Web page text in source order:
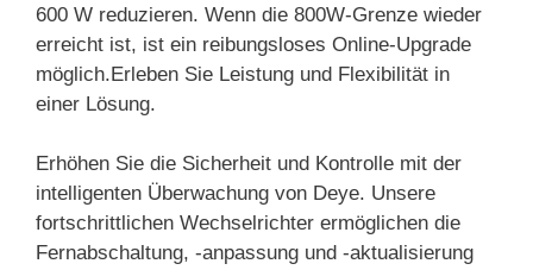
600 W reduzieren. Wenn die 800W-Grenze wieder
erreicht ist, ist ein reibungsloses Online-Upgrade
möglich.Erleben Sie Leistung und Flexibilität in
einer Lösung.
Erhöhen Sie die Sicherheit und Kontrolle mit der
intelligenten Überwachung von Deye. Unsere
fortschrittlichen Wechselrichter ermöglichen die
Fernabschaltung, -anpassung und -aktualisierung